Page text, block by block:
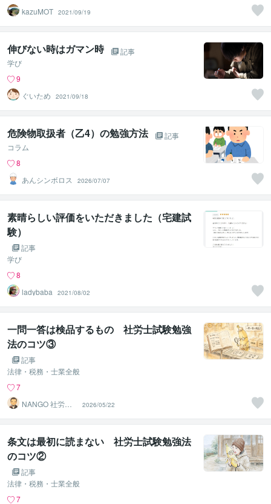
kazuMOT 2021/09/19
伸びない時はガマン時
記事
学び
9
ぐいため
2021/09/18
危険物取扱者（乙4）の勉強方法
記事
コラム
8
あんシンボロス
2026/07/07
素晴らしい評価をいただきました（宅建試
験）
記事
学び
8
ladybaba
2021/08/02
一問一答は検品するもの 社労士試験勉強
法のコツ③
記事
法律・税務・士業全般
7
NANGO 社労士
試験学習設計
2026/05/22
条文は最初に読まない 社労士試験勉強法
のコツ②
記事
法律・税務・士業全般
7